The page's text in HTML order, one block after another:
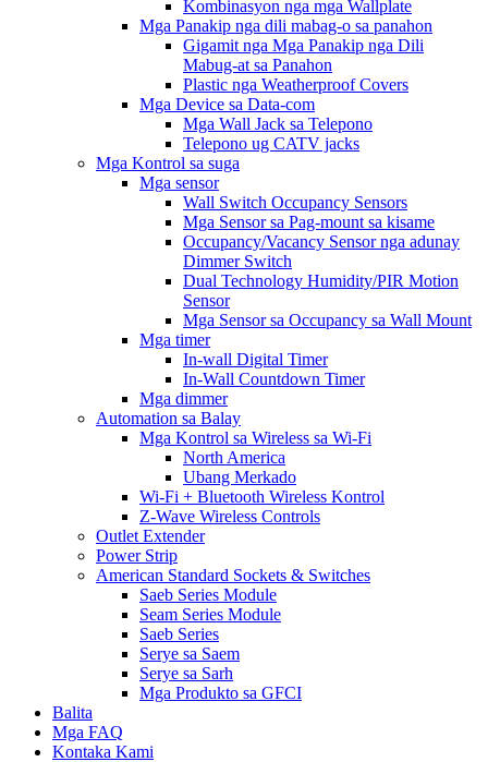
Kombinasyon nga mga Wallplate
Mga Panakip nga dili mabag-o sa panahon
Gigamit nga Mga Panakip nga Dili
Mabug-at sa Panahon
Plastic nga Weatherproof Covers
Mga Device sa Data-com
Mga Wall Jack sa Telepono
Telepono ug CATV jacks
Mga Kontrol sa suga
Mga sensor
Wall Switch Occupancy Sensors
Mga Sensor sa Pag-mount sa kisame
Occupancy/Vacancy Sensor nga adunay
Dimmer Switch
Dual Technology Humidity/PIR Motion
Sensor
Mga Sensor sa Occupancy sa Wall Mount
Mga timer
In-wall Digital Timer
In-Wall Countdown Timer
Mga dimmer
Automation sa Balay
Mga Kontrol sa Wireless sa Wi-Fi
North America
Ubang Merkado
Wi-Fi + Bluetooth Wireless Kontrol
Z-Wave Wireless Controls
Outlet Extender
Power Strip
American Standard Sockets & Switches
Saeb Series Module
Seam Series Module
Saeb Series
Serye sa Saem
Serye sa Sarh
Mga Produkto sa GFCI
Balita
Mga FAQ
Kontaka Kami